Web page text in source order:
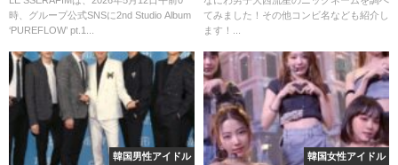
時、グループ公式SNSに2nd Studio Album
‘PUREFLOW’ pt.1...
てみました！その他コンビ名なども紹介し
ます！...
韓国男性アイドル 韓国女性アイドル